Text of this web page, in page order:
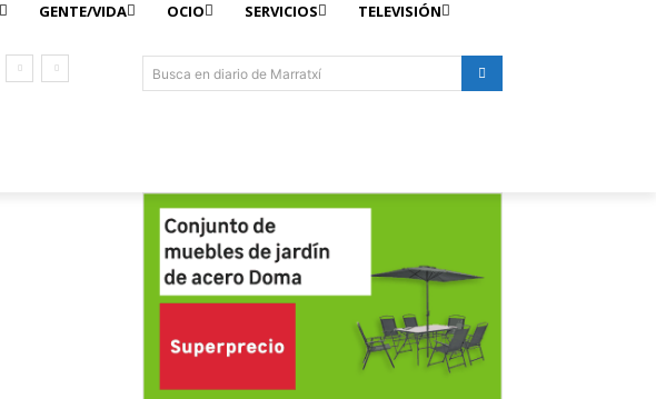
GENTE/VIDA OCIO SERVICIOS TELEVISIÓN
Busca en diario de Marratxí